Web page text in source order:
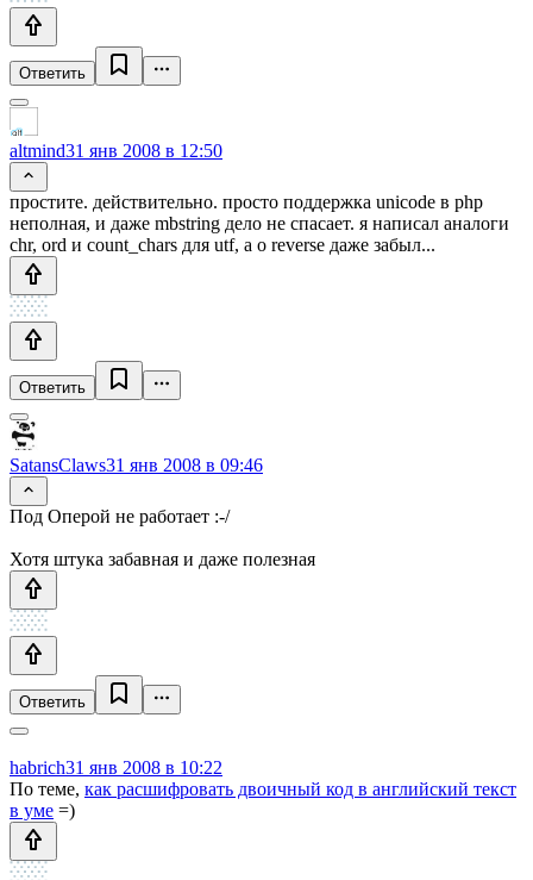
Ответить
altmind31 янв 2008 в 12:50
простите. действительно. просто поддержка unicode в php
неполная, и даже mbstring дело не спасает. я написал аналоги
chr, ord и count_chars для utf, а о reverse даже забыл...
Ответить
SatansClaws31 янв 2008 в 09:46
Под Оперой не работает :-/
Хотя штука забавная и даже полезная
Ответить
habrich31 янв 2008 в 10:22
По теме, как расшифровать двоичный код в английский текст
в уме =)